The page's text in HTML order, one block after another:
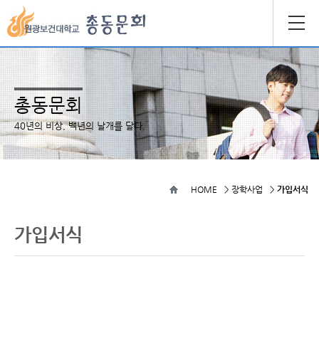
총동문회
40년의 비상, 백년의 날개를 달다
HOME > 장학사업 > 가입서식
가입서식